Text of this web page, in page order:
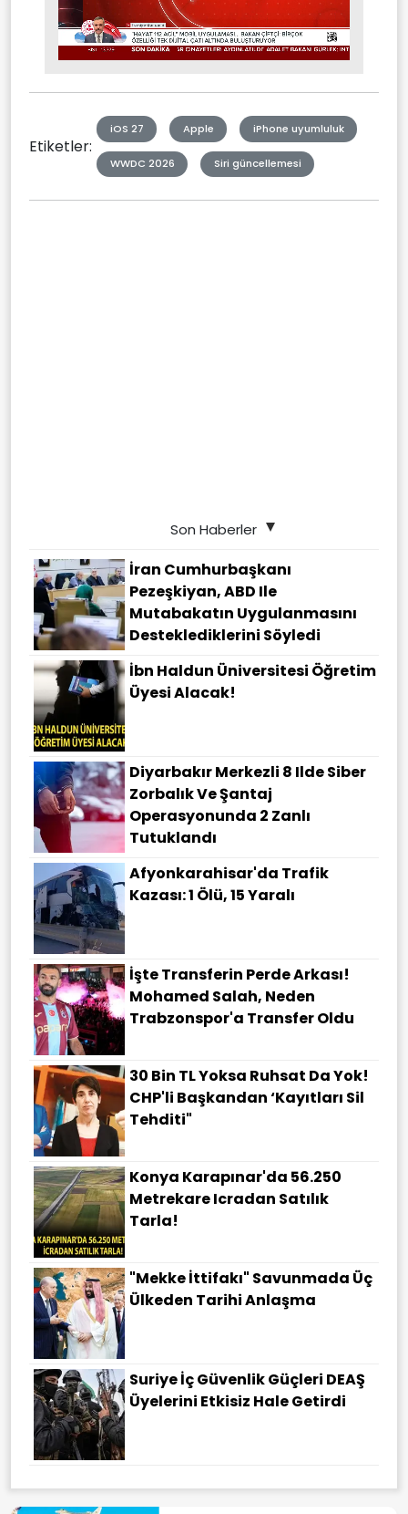
Mute Stream
Etiketler:
iOS 27 Apple iPhone uyumluluk
WWDC 2026 Siri güncellemesi
Son Haberler
İran Cumhurbaşkanı
Pezeşkiyan, ABD Ile
Mutabakatın Uygulanmasını
Desteklediklerini Söyledi
İbn Haldun Üniversitesi Öğretim
Üyesi Alacak!
Diyarbakır Merkezli 8 Ilde Siber
Zorbalık Ve Şantaj
Operasyonunda 2 Zanlı
Tutuklandı
Afyonkarahisar'da Trafik
Kazası: 1 Ölü, 15 Yaralı
İşte Transferin Perde Arkası!
Mohamed Salah, Neden
Trabzonspor'a Transfer Oldu
30 Bin TL Yoksa Ruhsat Da Yok!
CHP'li Başkandan ‘Kayıtları Sil
Tehditi"
Konya Karapınar'da 56.250
Metrekare Icradan Satılık
Tarla!
"Mekke İttifakı" Savunmada Üç
Ülkeden Tarihi Anlaşma
Suriye İç Güvenlik Güçleri DEAŞ
Üyelerini Etkisiz Hale Getirdi